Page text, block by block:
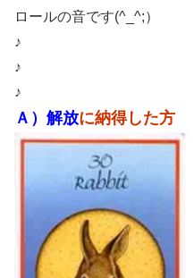
ロールの音です(^_^;）
♪
♪
♪
Ａ）解放に納得した方